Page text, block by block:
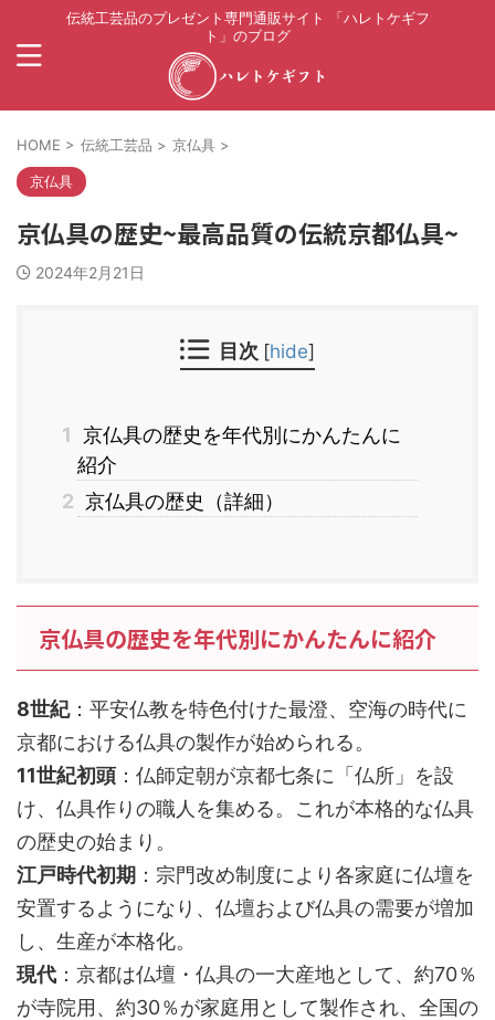
伝統工芸品のプレゼント専門通販サイト 「ハレトケギフ
ト」のブログ
HOME > 伝統工芸品 > 京仏具 >
京仏具
京仏具の歴史~最高品質の伝統京都仏具~
2024年2月21日
目次 [hide]
1 京仏具の歴史を年代別にかんたんに
紹介
2 京仏具の歴史（詳細）
京仏具の歴史を年代別にかんたんに紹介
8世紀：平安仏教を特色付けた最澄、空海の時代に
京都における仏具の製作が始められる。
11世紀初頭：仏師定朝が京都七条に「仏所」を設
け、仏具作りの職人を集める。これが本格的な仏具
の歴史の始まり。
江戸時代初期 ：宗門改め制度により各家庭に仏壇を
安置するようになり、仏壇および仏具の需要が増加
し、生産が本格化。
現代 ：京都は仏壇・仏具の一大産地として、約70％
が寺院用、約30％が家庭用として製作され、全国の